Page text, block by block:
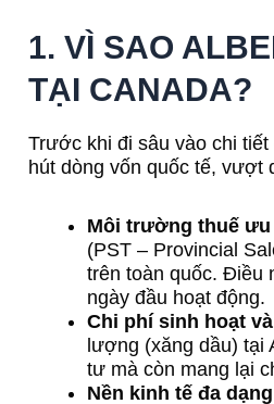
1. VÌ SAO
TẠI CANADA?
Trước khi đi sâu vào chi
hút dòng vốn quốc tế, vượt
Môi trường thuế ưu
(PST – Provincial
trên toàn quốc. Điều
ngày đầu hoạt động.
Chi phí sinh hoạt
lượng (xăng dầu) tại
tư mà còn mang lại
Nền kinh tế đa